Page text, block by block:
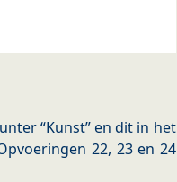
“Kunst” en dit in het
22, 23 en 24